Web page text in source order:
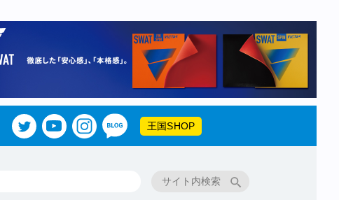
王国SHOP